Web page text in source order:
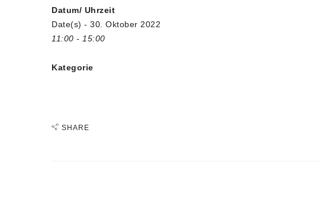
Datum/ Uhrzeit
Date(s) - 30. Oktober 2022
11:00 - 15:00
Kategorie
SHARE